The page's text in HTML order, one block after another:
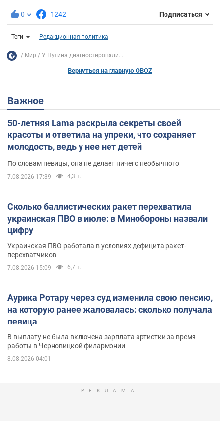
0 1242 Подписаться
Теги Редакционная политика
Мир У Путина диагностировали...
Вернуться на главную OBOZ
Важное
50-летняя Lama раскрыла секреты своей
красоты и ответила на упреки, что сохраняет
молодость, ведь у нее нет детей
По словам певицы, она не делает ничего необычного
7.08.2026 17:39 4,3 т.
Сколько баллистических ракет перехватила
украинская ПВО в июле: в Минобороны назвали
цифру
Украинская ПВО работала в условиях дефицита ракет-
перехватчиков
7.08.2026 15:09 6,7 т.
Аурика Ротару через суд изменила свою пенсию,
на которую ранее жаловалась: сколько получала
певица
В выплату не была включена зарплата артистки за время
работы в Черновицкой филармонии
8.08.2026 04:01